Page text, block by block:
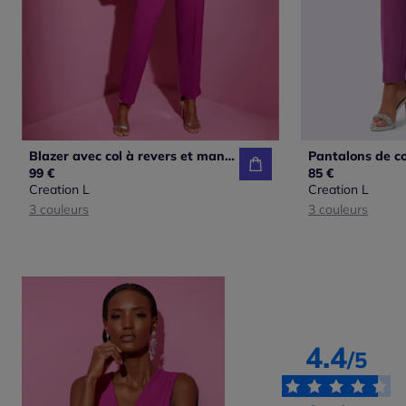
Blazer avec col à revers et manches longues fendue
99 €
Creation L
3 couleurs
85 €
Creation L
3 couleurs
4.4/5